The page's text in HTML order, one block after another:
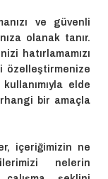
ve güvenli
olanak tanır.
hatırlamamızı
özelleştirmenize
elde
bir amaçla
içeriğimizin ne
nelerin